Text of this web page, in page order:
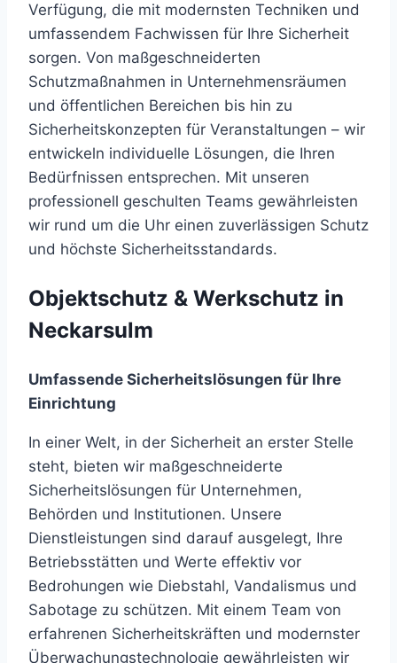
Verfügung, die mit modernsten Techniken und
umfassendem Fachwissen für Ihre Sicherheit
sorgen. Von maßgeschneiderten
Schutzmaßnahmen in Unternehmensräumen
und öffentlichen Bereichen bis hin zu
Sicherheitskonzepten für Veranstaltungen – wir
entwickeln individuelle Lösungen, die Ihren
Bedürfnissen entsprechen. Mit unseren
professionell geschulten Teams gewährleisten
wir rund um die Uhr einen zuverlässigen Schutz
und höchste Sicherheitsstandards.
Objektschutz & Werkschutz in
Neckarsulm
Umfassende Sicherheitslösungen für Ihre
Einrichtung
In einer Welt, in der Sicherheit an erster Stelle
steht, bieten wir maßgeschneiderte
Sicherheitslösungen für Unternehmen,
Behörden und Institutionen. Unsere
Dienstleistungen sind darauf ausgelegt, Ihre
Betriebsstätten und Werte effektiv vor
Bedrohungen wie Diebstahl, Vandalismus und
Sabotage zu schützen. Mit einem Team von
erfahrenen Sicherheitskräften und modernster
Überwachungstechnologie gewährleisten wir